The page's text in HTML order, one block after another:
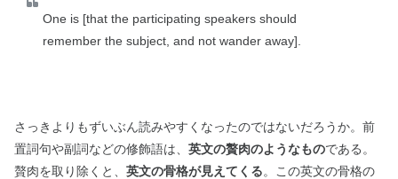
One is [that the participating speakers should
remember the subject, and not wander away].
さっきよりもずいぶん読みやすくなったのではないだろうか。前
置詞句や副詞などの修飾語は、 英文の贅肉のようなものである。
贅肉を取り除くと、 英文の骨格が見えてくる。この英文の骨格の